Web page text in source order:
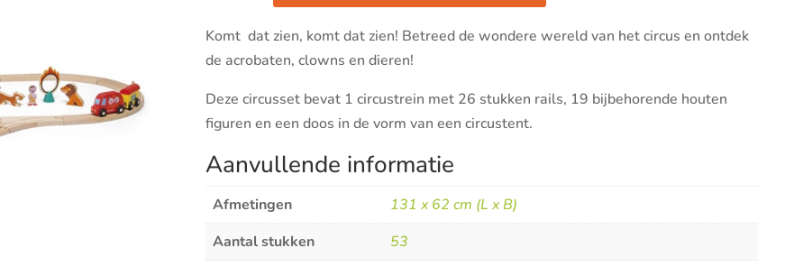
treinbaan
aantal
Komt dat zien, komt dat zien! Betreed de wondere wereld van het circus en ontdek
de acrobaten, clowns en dieren!
Deze circusset bevat 1 circustrein met 26 stukken rails, 19 bijbehorende houten
figuren en een doos in de vorm van een circustent.
Aanvullende informatie
Afmetingen
131 x 62 cm (L x B)
Aantal stukken
53